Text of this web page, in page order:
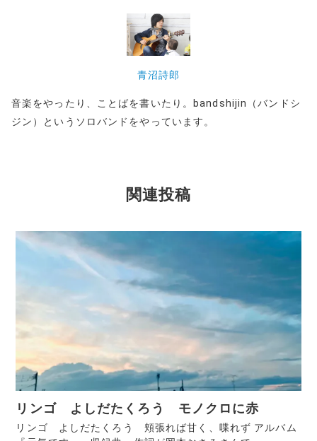
青沼詩郎
音楽をやったり、ことばを書いたり。bandshijin（バンドシ
ジン）というソロバンドをやっています。
関連投稿
リンゴ よしだたくろう モノクロに赤
リンゴ よしだたくろう 頬張れば甘く、喋れず アルバム